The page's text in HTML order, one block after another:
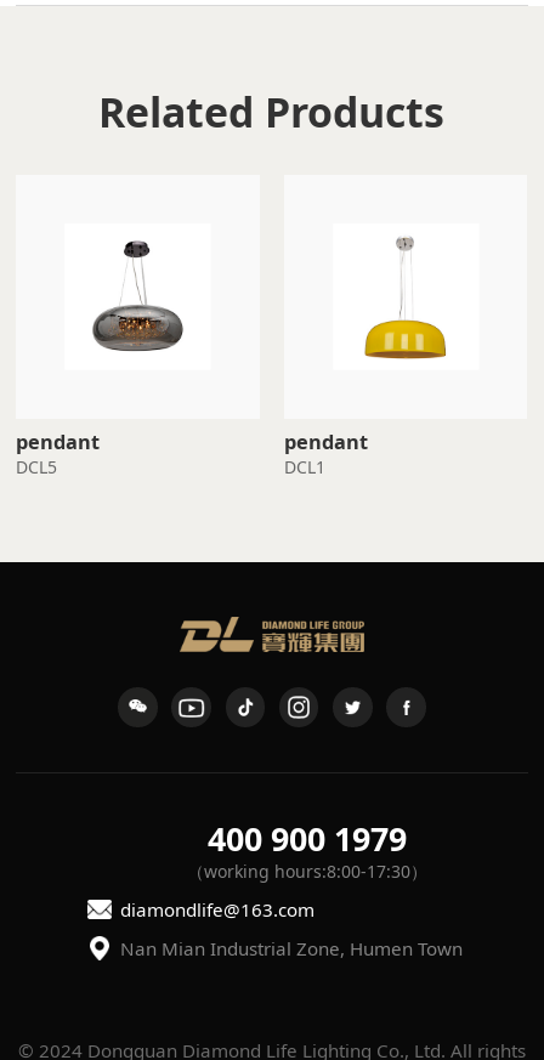
Related Products
pendant
DCL5
pendant
DCL1
400 900 1979
（working hours:8:00-17:30）
diamondlife@163.com
Nan Mian Industrial Zone, Humen Town